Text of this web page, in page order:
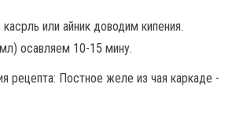
или айник доводим кипения.
осавляем 10-15 мину.